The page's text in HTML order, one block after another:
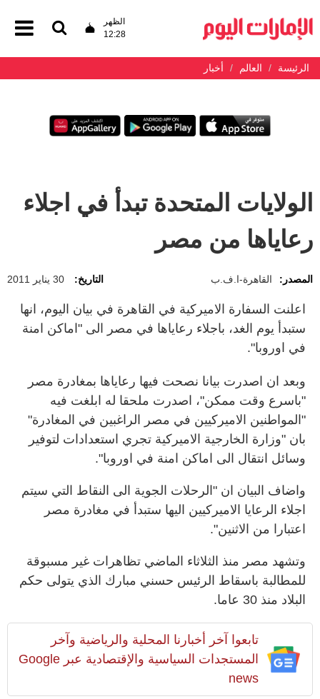
الظهر
12:28
الرئيسة العالم أخبار
الولايات المتحدة تبدأ في اجلاء
رعاياها من مصر
المصدر: القاهرة-ا.ف.ب التاريخ: 30 يناير 2011
اعلنت السفارة الاميركية في القاهرة في بيان اليوم، انها
ستبدأ يوم الغد، باجلاء رعاياها في مصر الى "اماكن امنة
في اوروبا".
وبعد ان اصدرت بيانا نصحت فيها رعاياها بمغادرة مصر
"باسرع وقت ممكن"، اصدرت ملحقا له ابلغت فيه
"المواطنين الاميركيين في مصر الراغبين في المغادرة"
بان "وزارة الخارجية الاميركية تجري استعدادات لتوفير
وسائل انتقال الى اماكن امنة في اوروبا".
واضاف البيان ان "الرحلات الجوية الى النقاط التي سيتم
اجلاء الرعايا الاميركيين اليها ستبدأ في مغادرة مصر
اعتبارا من الاثنين".
وتشهد مصر منذ الثلاثاء الماضي تظاهرات غير مسبوقة
للمطالبة باسقاط الرئيس حسني مبارك الذي يتولى حكم
البلاد منذ 30 عاما.
تابعوا آخر أخبارنا المحلية والرياضية وآخر
المستجدات السياسية والإقتصادية عبر Google
news